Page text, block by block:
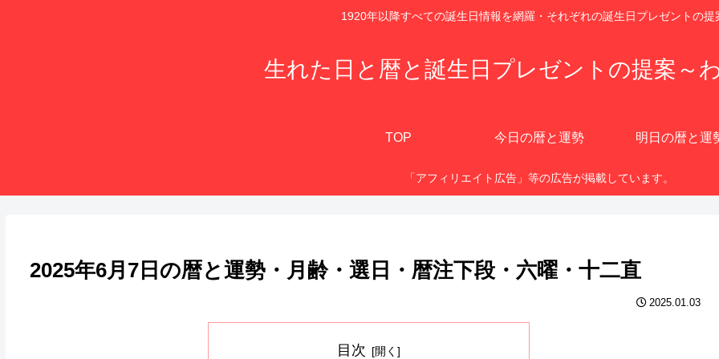
1920年以降すべての誕生日情報を網羅・それぞれの誕生日プレゼントの提
生れた日と暦と誕生日プレゼントの提案～
TOP 今日の暦と運勢 明日の暦と運
「アフィリエイト広告」等の広告が掲載しています。
2025年6月7日の暦と運勢・月齢・選日・暦注下段・六曜・十二直
2025.01.03
目次